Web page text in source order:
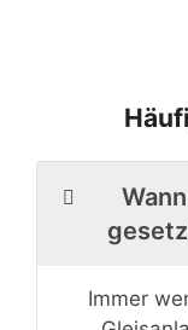
Immer